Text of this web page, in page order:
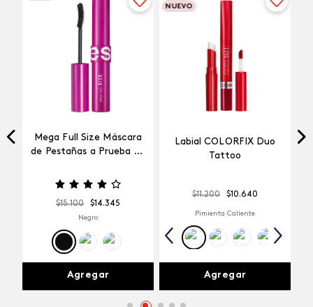
Mega Full Size Máscara
de Pestañas a Prueba de
$15.100 $14.345
Negro
Agregar
NUEVO
Labial COLORFIX Duo
Tattoo
$11.200 $10.640
Pimienta Caliente
Agregar